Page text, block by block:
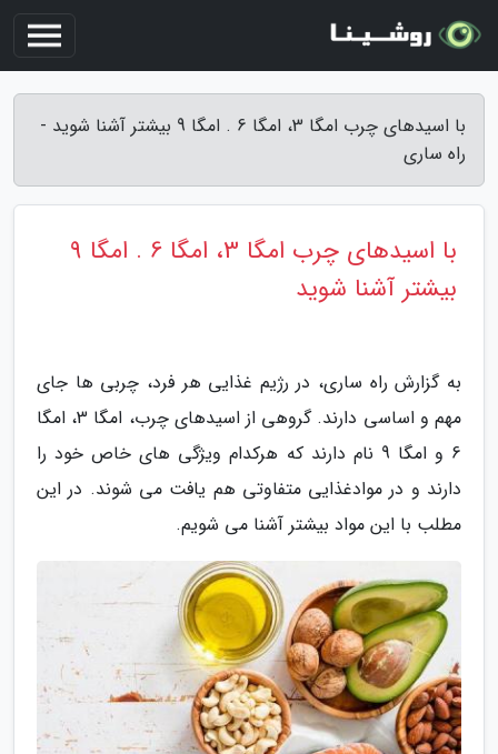
با اسیدهای چرب امگا 3، امگا 6 . امگا 9 بیشتر آشنا شوید -
راه ساری
با اسیدهای چرب امگا 3، امگا 6 . امگا 9
بیشتر آشنا شوید
به گزارش راه ساری، در رژیم غذایی هر فرد، چربی ها جای
مهم و اساسی دارند. گروهی از اسیدهای چرب، امگا 3، امگا
6 و امگا 9 نام دارند که هرکدام ویژگی های خاص خود را
دارند و در موادغذایی متفاوتی هم یافت می شوند. در این
مطلب با این مواد بیشتر آشنا می شویم.